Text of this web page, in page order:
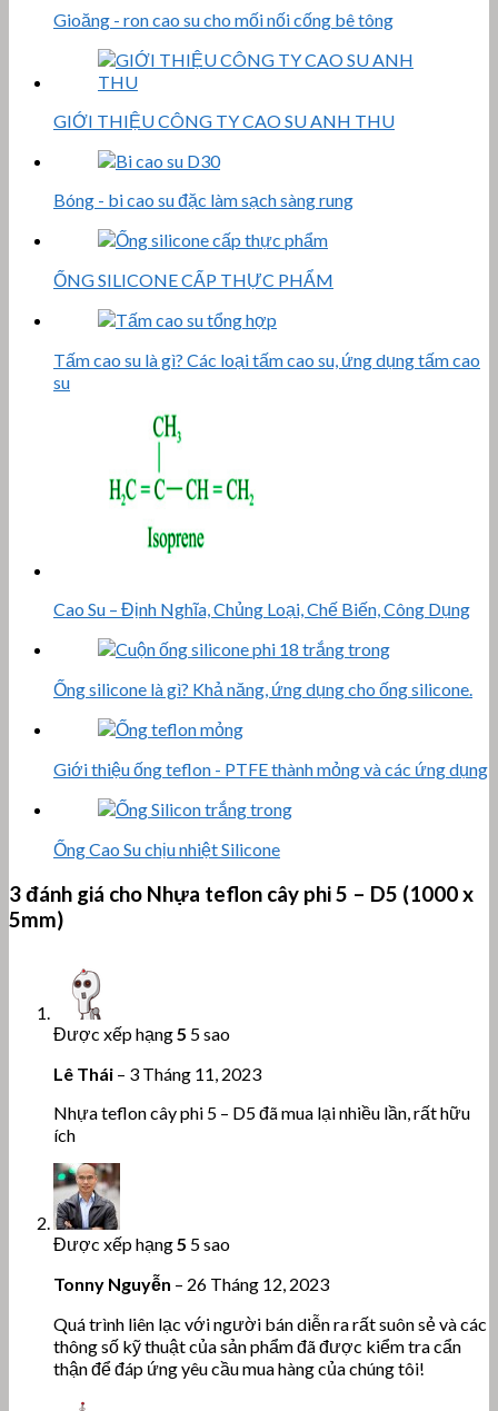
Gioăng - ron cao su cho mối nối cống bê tông
GIỚI THIỆU CÔNG TY CAO SU ANH THU
Bóng - bi cao su đặc làm sạch sàng rung
ỐNG SILICONE CẤP THỰC PHẨM
Tấm cao su là gì? Các loại tấm cao su, ứng dụng tấm cao
su
Cao Su – Định Nghĩa, Chủng Loại, Chế Biến, Công Dụng
Ống silicone là gì? Khả năng, ứng dụng cho ống silicone.
Giới thiệu ống teflon - PTFE thành mỏng và các ứng dụng
Ống Cao Su chịu nhiệt Silicone
3 đánh giá cho Nhựa teflon cây phi 5 – D5 (1000 x
5mm)
Được xếp hạng 5 5 sao
Lê Thái – 3 Tháng 11, 2023
Nhựa teflon cây phi 5 – D5 đã mua lại nhiều lần, rất hữu
ích
Được xếp hạng 5 5 sao
Tonny Nguyễn – 26 Tháng 12, 2023
Quá trình liên lạc với người bán diễn ra rất suôn sẻ và các
thông số kỹ thuật của sản phẩm đã được kiểm tra cẩn
thận để đáp ứng yêu cầu mua hàng của chúng tôi!